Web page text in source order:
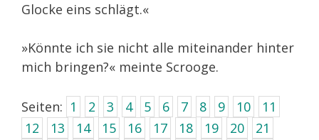
Glocke eins schlägt.«
»Könnte ich sie nicht alle miteinander hinter
mich bringen?« meinte Scrooge.
Seiten: 1 2 3 4 5 6 7 8 9 10
11
12
13 14 15 16 17 18 19 20
21